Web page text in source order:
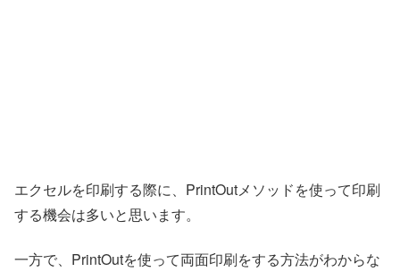
エクセルを印刷する際に、PrintOutメソッドを使って印刷
する機会は多いと思います。
一方で、PrintOutを使って両面印刷をする方法がわからな